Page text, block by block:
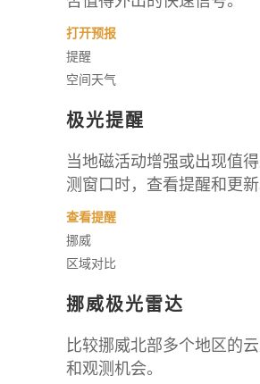
打开预报
提醒
空间天气
极光提醒
当地磁活动增强或出现值
测窗口时，查看提醒和更新
查看提醒
挪威
区域对比
挪威极光雷达
比较挪威北部多个地区的
和观测机会。